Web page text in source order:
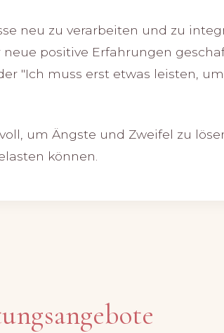
neu zu verarbeiten und zu
positive Erfahrungen
"Ich muss erst etwas leisten,
um Ängste und Zweifel zu
können.